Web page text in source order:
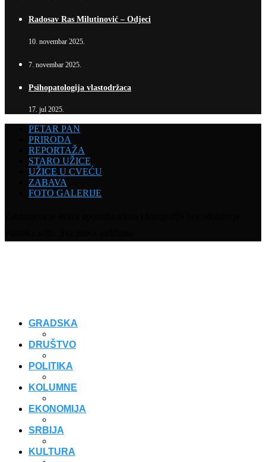
Radosav Ras Milutinović – Odjeci
10. novembar 2025.
7. novembar 2025.
Psihopatologija vlastodržaca
17. jul 2025.
PETAR PAN
PRIRODA
REPORTAŽA
STARO UŽICE
UŽICE U CVEĆU
ZABAVA
FOTO GALERIJE
GRADSKA
DRUŠTVO
POLITIKA
KOLUMNE
EKONOMIJA
SRBIJA
KULTURA